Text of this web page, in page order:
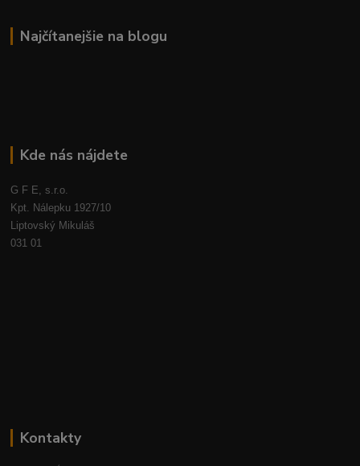
Najčítanejšie na blogu
Kde nás nájdete
G F E, s.r.o.
Kpt. Nálepku 1927/10
Liptovský Mikuláš
031 01
Kontakty